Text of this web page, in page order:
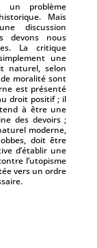
problème
Mais
discussion
devons nous
La critique
une
naturel, selon
moralité sont
est présenté
droit positif ; il
à être une
des devoirs ;
moderne,
doit être
d’établir une
l’utopisme
vers un ordre